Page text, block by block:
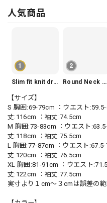
人気商品
1
Slim fit knit dress(3color) V1330
2
Round Neck Tiered Sleeveless Dress V2290
【サイズ】
S 胸囲:69-79cm ：ウエスト
丈:116cm ：袖丈:74.5cm
M 胸囲:73-83cm ：ウエスト
丈:118cm ：袖丈:75.5cm
L 胸囲:77-87cm ：ウエスト
丈:120cm ：袖丈:76.5cm
XL 胸囲:81-91cm ：ウエスト
丈:122cm ：袖丈:77.5cm
実寸より１cm〜３cmは誤差の